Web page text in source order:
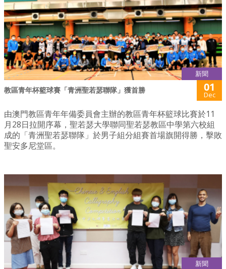
新聞
教區青年杯籃球賽「青洲聖若瑟聯隊」獲首勝 01
Dec
由澳門教區青年年備委員會主辦的教區青年杯籃球比賽於11
月28日拉開序幕，聖若瑟大學聯同聖若瑟教區中學第六校組
成的「青洲聖若瑟聯隊」於男子組分組賽首場旗開得勝，擊敗
聖安多尼堂區。
新聞